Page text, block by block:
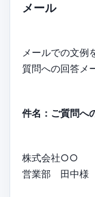
メール
メールでの文例
質問への回答メ
件名：ご質問へ
株式会社○○
営業部 田中様